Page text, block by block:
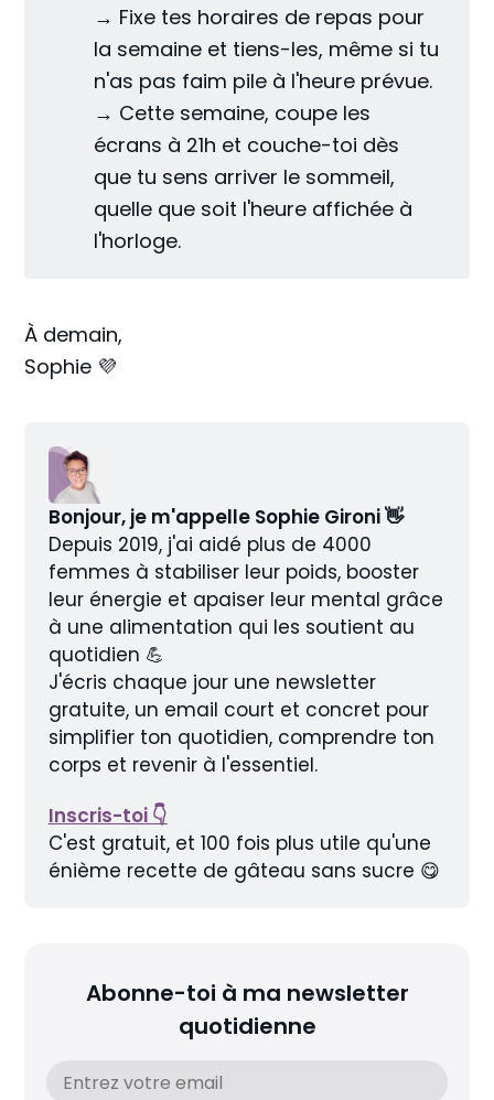
→ Fixe tes horaires de repas pour
la semaine et tiens-les, même si tu
n'as pas faim pile à l'heure prévue.
→ Cette semaine, coupe les
écrans à 21h et couche-toi dès
que tu sens arriver le sommeil,
quelle que soit l'heure affichée à
l'horloge.
À demain,
Sophie 💜
Bonjour, je m'appelle Sophie Gironi 👋
Depuis 2019, j'ai aidé plus de 4000
femmes à stabiliser leur poids, booster
leur énergie et apaiser leur mental grâce
à une alimentation qui les soutient au
quotidien 💪
J'écris chaque jour une newsletter
gratuite, un email court et concret pour
simplifier ton quotidien, comprendre ton
corps et revenir à l'essentiel.
Inscris-toi 👇
C'est gratuit, et 100 fois plus utile qu'une
énième recette de gâteau sans sucre 😋
Abonne-toi à ma newsletter
quotidienne